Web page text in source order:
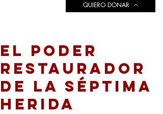
QUIERO DONAR
EL PODER
RESTAURADOR
DE LA SÉPTIMA
HERIDA